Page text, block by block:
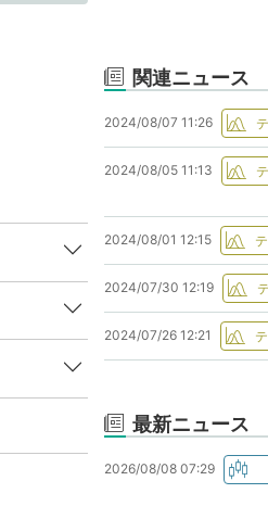
関連ニュース
2024/08/07 11:26
2024/08/05 11:13
2024/08/01 12:15
2024/07/30 12:19
2024/07/26 12:21
最新ニュース
2026/08/08 07:29